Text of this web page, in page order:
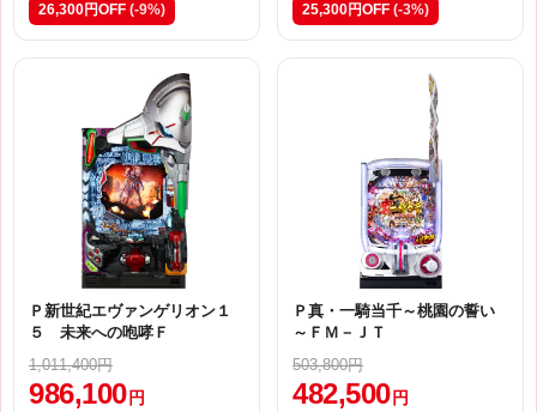
26,300円OFF (-9%) 25,300円OFF (-3%)
Ｐ新世紀エヴァンゲリオン１
５ 未来への咆哮Ｆ
1,011,400円
986,100 円
Ｐ真・一騎当千～桃園の誓い
～ＦＭ－ＪＴ
503,800円
482,500 円